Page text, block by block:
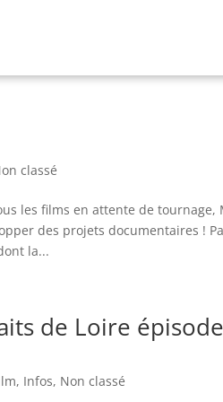
classé
les films en attente de tournage,
des projets documentaires !
la...
de Loire
, Infos, Non classé